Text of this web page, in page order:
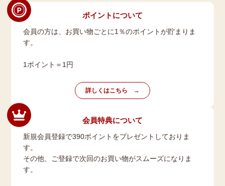
ポイントについて
会員の方は、お買い物ごとに1％のポイントが貯まりま
す。
1ポイント＝1円
詳しくはこちら
会員特典について
新規会員登録で390ポイントをプレゼントしておりま
す。
その他、ご登録で次回のお買い物がスムーズになりま
す。